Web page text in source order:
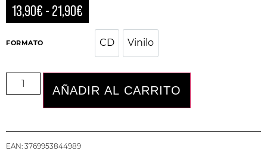
13,90€ - 21,90€
FORMATO CD Vinilo
AÑADIR AL CARRITO
EAN: 3769953844989